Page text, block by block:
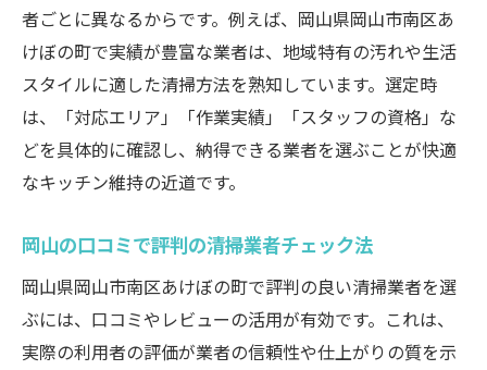
者ごとに異なるからです。例えば、岡山県岡山市南区あ
けぼの町で実績が豊富な業者は、地域特有の汚れや生活
スタイルに適した清掃方法を熟知しています。選定時
は、「対応エリア」「作業実績」「スタッフの資格」な
どを具体的に確認し、納得できる業者を選ぶことが快適
なキッチン維持の近道です。
岡山の口コミで評判の清掃業者チェック法
岡山県岡山市南区あけぼの町で評判の良い清掃業者を選
ぶには、口コミやレビューの活用が有効です。これは、
実際の利用者の評価が業者の信頼性や仕上がりの質を示